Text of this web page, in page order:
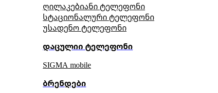
ღილაკებიანი ტელეფონი
სტაციონალური ტელეფონი
უსადენო ტელეფონი
დაცულიი ტელეფონი
SIGMA mobile
ბრენდები